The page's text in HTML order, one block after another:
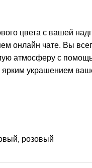
цвета с вашей
онлайн чате. Вы
атмосферу с
украшением
, розовый